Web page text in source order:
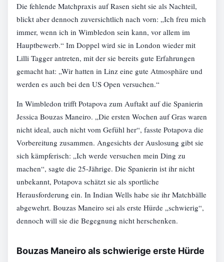
Die fehlende Matchpraxis auf Rasen sieht sie als Nachteil,
blickt aber dennoch zuversichtlich nach vorn: „Ich freu mich
immer, wenn ich in Wimbledon sein kann, vor allem im
Hauptbewerb.“ Im Doppel wird sie in London wieder mit
Lilli Tagger antreten, mit der sie bereits gute Erfahrungen
gemacht hat: „Wir hatten in Linz eine gute Atmosphäre und
werden es auch bei den US Open versuchen.“
In Wimbledon trifft Potapova zum Auftakt auf die Spanierin
Jessica Bouzas Maneiro. „Die ersten Wochen auf Gras waren
nicht ideal, auch nicht vom Gefühl her“, fasste Potapova die
Vorbereitung zusammen. Angesichts der Auslosung gibt sie
sich kämpferisch: „Ich werde versuchen mein Ding zu
machen“, sagte die 25-Jährige. Die Spanierin ist ihr nicht
unbekannt, Potapova schätzt sie als sportliche
Herausforderung ein. In Indian Wells habe sie ihr Matchbälle
abgewehrt. Bouzas Maneiro sei als erste Hürde „schwierig“,
dennoch will sie die Begegnung nicht herschenken.
Bouzas Maneiro als schwierige erste Hürde